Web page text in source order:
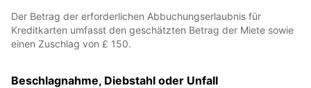
Der Betrag der erforderlichen Abbuchungserlaubnis für
Kreditkarten umfasst den geschätzten Betrag der Miete sowie
einen Zuschlag von £ 150.
Beschlagnahme, Diebstahl oder Unfall